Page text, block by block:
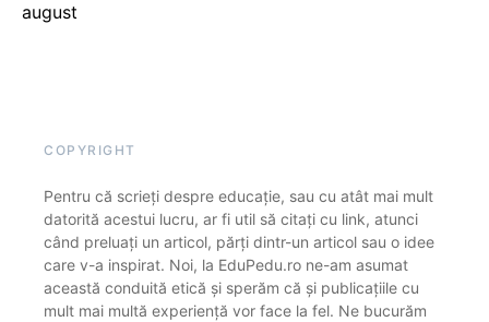
august
COPYRIGHT
Pentru că scrieți despre educație, sau cu atât mai mult
datorită acestui lucru, ar fi util să citați cu link, atunci
când preluați un articol, părți dintr-un articol sau o idee
care v-a inspirat. Noi, la EduPedu.ro ne-am asumat
această conduită etică și sperăm că și publicațiile cu
mult mai multă experiență vor face la fel. Ne bucurăm